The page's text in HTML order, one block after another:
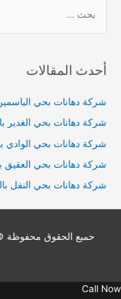
r
c
h
:
أحدث المقالات
شركة دهانات بحي الياسمين بالرياض
شركة دهانات بحي الغدير بالرياض
شركة دهانات بحي الوادي بالرياض
شركة دهانات بحي العقيق بالرياض
شركة دهانات بحي النفل بالرياض
حميع الحقوق محفوظة ©
Call Now